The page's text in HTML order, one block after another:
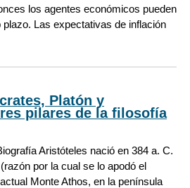
los agentes económicos pueden
Las expectativas de inflación
Platón y
pilares de la filosofía
Aristóteles nació en 384 a. C.
por la cual se lo apodó el
Monte Athos, en la península